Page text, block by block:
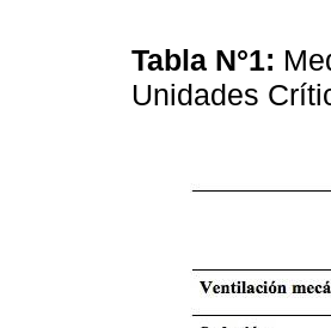
Tabla N°1:
Unidades